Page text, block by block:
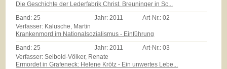
Die Geschichte der Lederfabrik Christ. Breuninger in Sc...
Band:25 Jahr:2011 Art-Nr.:02
Verfasser: Kalusche, Martin
Krankenmord im Nationalsozialismus - Einführung
Band:25 Jahr:2011 Art-Nr.:03
Verfasser: Seibold-Völker, Renate
Ermordet in Grafeneck: Helene Krötz - Ein unwertes Lebe...